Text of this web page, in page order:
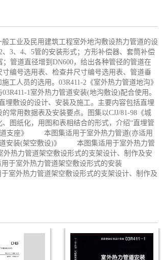
业及民用建筑工程室外地沟敷设热力管道的设
3、4、5管的安装形式；方形补偿器、套筒补偿
管道直径增到DN600，给出各种管径的管道在
编号选用表、检查井尺寸编号选用表、管道垂
工人员的选用。03R411-2《室外热力管道地沟》
1室外热力管道安装(地沟敷设)配合使用。
敷设的设计、安装及施工。主要内容包括直埋
常用数据表及安装要点。图集以CJJ/81-98《城
图纸化，用图和表相结合的形式，介绍“直埋管
道支座》 本图集适用于室外热力管道(亦适用
道安装(架空敷设)》 本图集适用于室外热力管
热力管道架空敷设形式的支架设计、制作及安
于室外热力管道架空敷设形式的安装
外热力管道架空敷设形式的支架设计、制作及